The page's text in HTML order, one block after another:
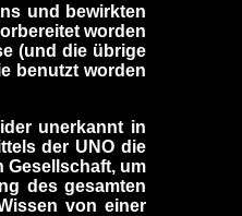
und bewirkten
worden
(und die übrige
benutzt worden
unerkannt in
der UNO die
Gesellschaft, um
des gesamten
von einer